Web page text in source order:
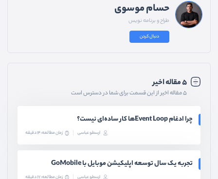
حسام موسوی
طراح و برنامه نویس
دنبال کردن
۵ مقاله اخیر
۵ مقاله اخیر از این قسمت برای شما در دسترس است
چرا ادغام Event Loopها کار ساده‌ای نیست؟
ارسطو عباسی زمان مطالعه: 14 دقیقه
تجربه یک سال توسعه اپلیکیشن موبایل با GoMobile
ارسطو عباسی زمان مطالعه: 17 دقیقه